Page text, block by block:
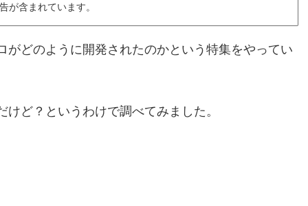
が含まれています。
どのように開発されたのかという特集をやってい
ど？というわけで調べてみました。